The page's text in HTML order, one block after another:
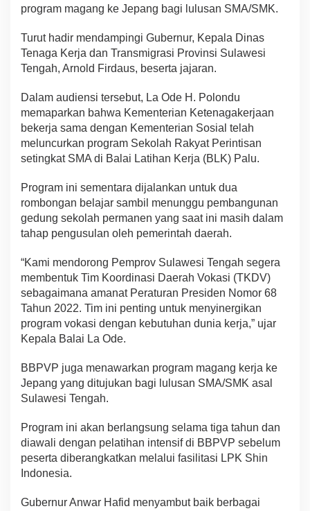
program magang ke Jepang bagi lulusan SMA/SMK.
Turut hadir mendampingi Gubernur, Kepala Dinas
Tenaga Kerja dan Transmigrasi Provinsi Sulawesi
Tengah, Arnold Firdaus, beserta jajaran.
Dalam audiensi tersebut, La Ode H. Polondu
memaparkan bahwa Kementerian Ketenagakerjaan
bekerja sama dengan Kementerian Sosial telah
meluncurkan program Sekolah Rakyat Perintisan
setingkat SMA di Balai Latihan Kerja (BLK) Palu.
Program ini sementara dijalankan untuk dua
rombongan belajar sambil menunggu pembangunan
gedung sekolah permanen yang saat ini masih dalam
tahap pengusulan oleh pemerintah daerah.
“Kami mendorong Pemprov Sulawesi Tengah segera
membentuk Tim Koordinasi Daerah Vokasi (TKDV)
sebagaimana amanat Peraturan Presiden Nomor 68
Tahun 2022. Tim ini penting untuk menyinergikan
program vokasi dengan kebutuhan dunia kerja,” ujar
Kepala Balai La Ode.
BBPVP juga menawarkan program magang kerja ke
Jepang yang ditujukan bagi lulusan SMA/SMK asal
Sulawesi Tengah.
Program ini akan berlangsung selama tiga tahun dan
diawali dengan pelatihan intensif di BBPVP sebelum
peserta diberangkatkan melalui fasilitasi LPK Shin
Indonesia.
Gubernur Anwar Hafid menyambut baik berbagai